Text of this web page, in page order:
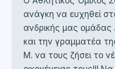
ανάγκη να ευχηθεί
ανδρικής μας
και την γραμματέα
Μ. να τους ζήσει το